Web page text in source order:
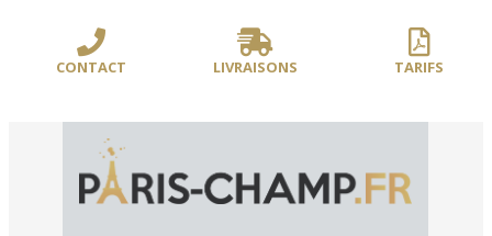
contenuCONTACT LIVRAISONS TARIFS
BOUSSOLE **/